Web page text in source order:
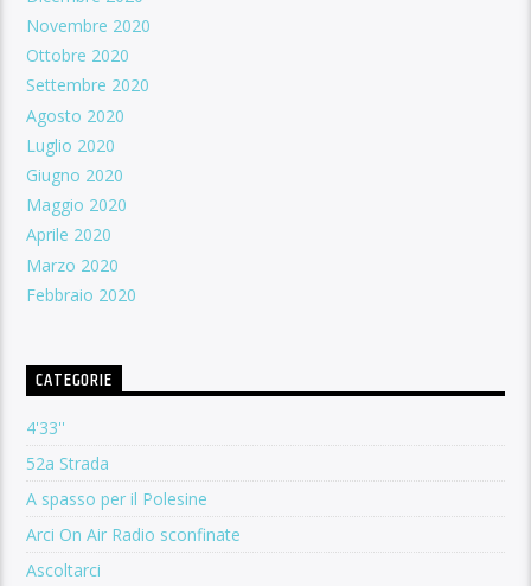
Novembre 2020
Ottobre 2020
Settembre 2020
Agosto 2020
Luglio 2020
Giugno 2020
Maggio 2020
Aprile 2020
Marzo 2020
Febbraio 2020
CATEGORIE
4'33''
52a Strada
A spasso per il Polesine
Arci On Air Radio sconfinate
Ascoltarci